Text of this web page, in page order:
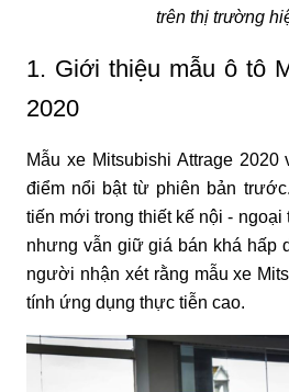
trên thị trường
1. Giới thiệu mẫu ô tô
2020
Mẫu xe Mitsubishi Attrage
điểm nổi bật từ phiên bản
tiến mới trong thiết kế nội - ngoại
nhưng vẫn giữ giá bán khá hấp
người nhận xét rằng mẫu xe
tính ứng dụng thực tiễn cao.